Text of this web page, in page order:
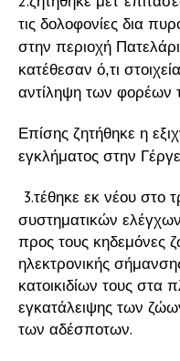
τις δολοφονίες δια
στην περιοχή
κατέθεσαν ό,τι
αντίληψη των φορέων
Επίσης ζητήθηκε η
εγκλήματος στην
3.τέθηκε εκ νέου στο
συστηματικών
προς τους κηδεμόνες
ηλεκτρονικής
κατοικιδίων τους στα
εγκατάλειψης των
των αδέσποτων.